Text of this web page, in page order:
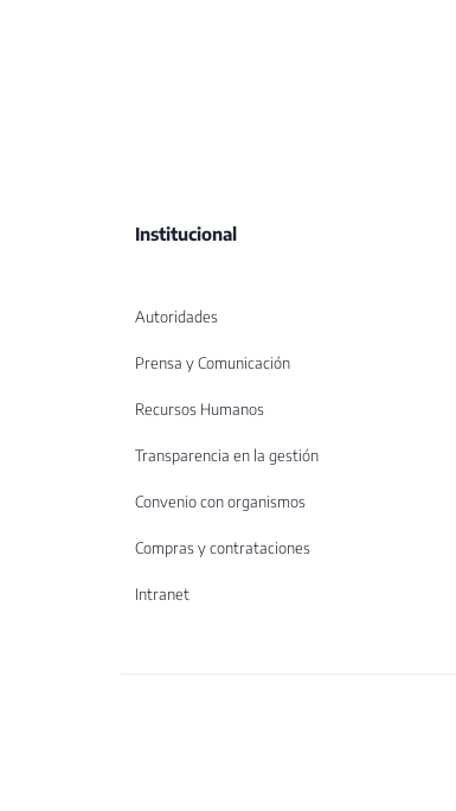
Institucional
Autoridades
Prensa y Comunicación
Recursos Humanos
Transparencia en la gestión
Convenio con organismos
Compras y contrataciones
Intranet